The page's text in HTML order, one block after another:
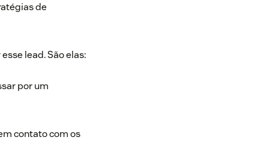
de
lead. São elas:
por um
contato com os